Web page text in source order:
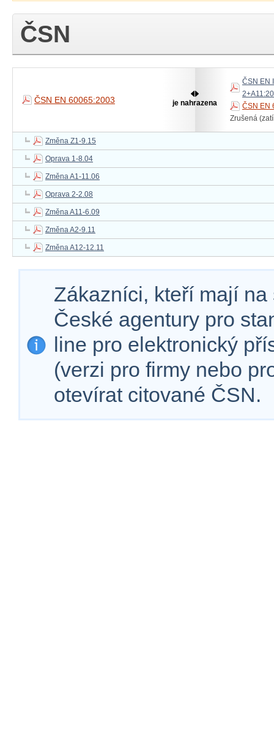
ČSN
ČSN EN 60065:2003 je nahrazena
ČSN EN
ČSN EN
Zrušená
Změna Z1-9.15
Oprava 1-8.04
Změna A1-11.06
Oprava 2-2.08
Změna A11-6.09
Změna A2-9.11
Změna A12-12.11
Zákazníci, kteří mají
České agentury pro
line pro elektronický
(verzi pro firmy nebo
otevírat citované ČSN.